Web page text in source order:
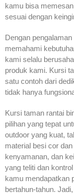
kamu bisa
sesuai dengan
Dengan
memahami
kami selalu
produk kami. Kursi
satu contoh dari
tidak hanya
Kursi taman rantai
pilihan yang tepat
outdoor yang kuat,
material besi cor
kenyamanan, dan
yang teliti dan
kamu mendapatkan
bertahun-tahun.